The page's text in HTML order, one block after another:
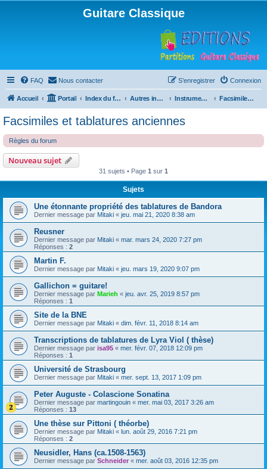
Guitare Classique
FAQ Nous contacter Connexion
S’enregistrer
Accueil Portail Index du forum Autres instruments à cordes pincées, ou styles Instruments anciens Facsimiles et tablatures anciennes
Facsimiles et tablatures anciennes
Règles du forum
Nouveau sujet
31 sujets • Page 1 sur 1
Sujets
Une étonnante propriété des tablatures de Bandora
Dernier message par Mitaki « jeu. mai 21, 2020 8:38 am
Reusner
Dernier message par Mitaki « mar. mars 24, 2020 7:27 pm
Réponses : 2
Martin F.
Dernier message par Mitaki « jeu. mars 19, 2020 9:07 pm
Gallichon = guitare!
Dernier message par Marieh « jeu. avr. 25, 2019 8:57 pm
Réponses : 1
Site de la BNE
Dernier message par Mitaki « dim. févr. 11, 2018 8:14 am
Transcriptions de tablatures de Lyra Viol ( thèse)
Dernier message par isa95 « mer. févr. 07, 2018 12:09 pm
Réponses : 1
Université de Strasbourg
Dernier message par Mitaki « mer. sept. 13, 2017 1:09 pm
Peter Auguste - Colascione Sonatina
Dernier message par martingouin « mer. mai 03, 2017 3:26 am
Réponses : 13
Une thèse sur Pittoni ( théorbe)
Dernier message par Mitaki « lun. août 29, 2016 7:21 pm
Réponses : 2
Neusidler, Hans (ca.1508-1563)
Dernier message par Schneider « mer. août 03, 2016 12:35 pm